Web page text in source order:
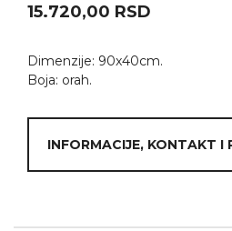
15.720,00 RSD
Dimenzije: 90x40cm.
Boja: orah.
INFORMACIJE, KONTAKT I